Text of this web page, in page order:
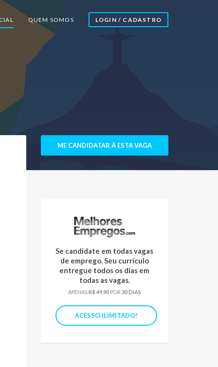
QUEM SOMOS LOGIN / CADASTRO
ME CANDIDATAR À ESTA VAGA
Se candidate em todas vagas
de emprego. Seu currículo
entregue todos os dias em
todas as vagas.
APENASR$ 49,90POR 30 DIAS
ACESSO ILIMITADO!